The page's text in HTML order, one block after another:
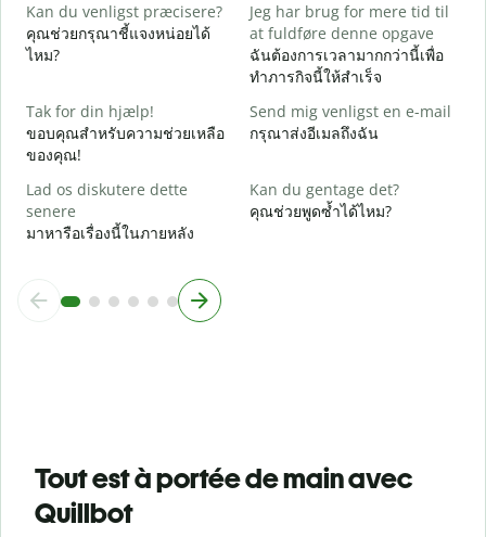
Kan du venligst præcisere?
คุณช่วยกรุณาชี้แจงหน่อยได้
ไหม?
Jeg har brug for mere tid til
at fuldføre denne opgave
ฉันต้องการเวลามากกว่านี้เพื่อ
ทำภารกิจนี้ให้สำเร็จ
Tak for din hjælp!
ขอบคุณสำหรับความช่วยเหลือ
ของคุณ!
Send mig venligst en e-mail
กรุณาส่งอีเมลถึงฉัน
Lad os diskutere dette
senere
มาหารือเรื่องนี้ในภายหลัง
Kan du gentage det?
คุณช่วยพูดซ้ำได้ไหม?
Tout est à portée de main avec
Quillbot